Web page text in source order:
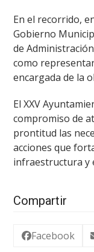
En el recorrido,
Gobierno
de
como
encargada de la
El XXV
compromiso de
prontitud las
acciones que
infraestructura y
Compartir
Facebook